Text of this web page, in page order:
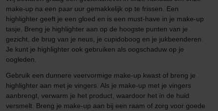
make-up na een paar uur gemakkelijk op te frissen. Een
highlighter geeft je een gloed en is een must-have in je make-up
tasje. Breng je highlighter aan op de hoogste punten van je
gezicht, de brug van je neus, je cupidoboog en je jukbeenderen.
Je kunt je highlighter ook gebruiken als oogschaduw op je
oogleden.
Gebruik een dunnere veervormige make-up kwast of breng je
highlighter aan met je vingers. Als je make-up met je vingers
aanbrengt, verwarm je het product, waardoor het in de huid
versmelt. Breng je make-up aan bij een raam of zorg voor goede